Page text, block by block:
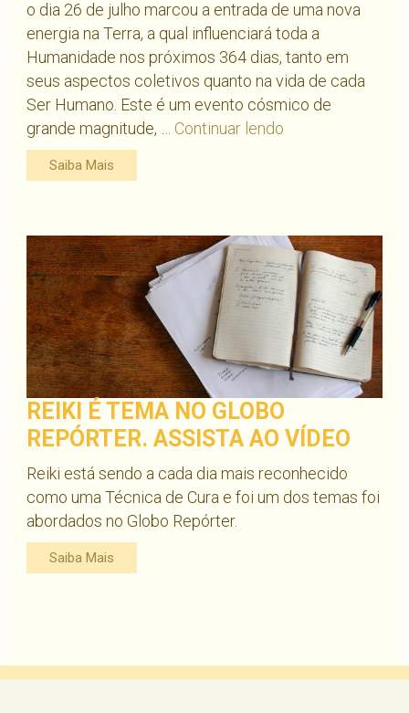
o dia 26 de julho marcou a entrada de uma nova
energia na Terra, a qual influenciará toda a
Humanidade nos próximos 364 dias, tanto em
seus aspectos coletivos quanto na vida de cada
Ser Humano. Este é um evento cósmico de
grande magnitude, … Continuar lendoPoderosas
É
o
Novo
Ciclo
Galático:
Mago
Magnético
Branco.
Saiba Mais
REIKI É TEMA NO GLOBO
REPÓRTER. ASSISTA AO VÍDEO
Reiki está sendo a cada dia mais reconhecido
como uma Técnica de Cura e foi um dos temas foi
abordados no Globo Repórter.
Saiba Mais